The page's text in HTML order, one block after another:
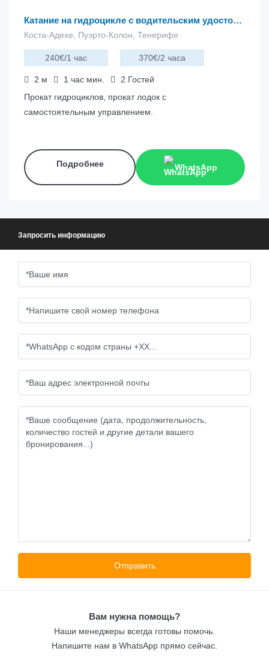
Катание на гидроцикле с водительским удостоверением | Бесплатное катание
Коста-Адехе, Пуэрто-Колон, Тенерифе
240€/1 час 370€/2 часа
2 м 1 час мин. 2 Гостей
Прокат гидроциклов, прокат лодок с
самостоятельным управлением.
Подробнее WhatsApp
Запросить информацию
Вам нужна помощь?
Наши менеджеры всегда готовы помочь.
Напишите нам в WhatsApp прямо сейчас.